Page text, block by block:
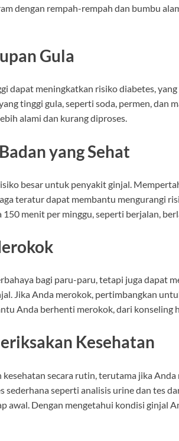
dengan rempah-rempah dan bumbu
Gula
dapat meningkatkan risiko diabetes,
tinggi gula, seperti soda, permen, dan
alami dan kurang diproses.
yang Sehat
besar untuk penyakit ginjal.
teratur dapat membantu mengurangi
menit per minggu, seperti berjalan,
bagi paru-paru, tetapi juga dapat
Jika Anda merokok, pertimbangkan
Anda berhenti merokok, dari konseling
Kesehatan
kesehatan secara rutin, terutama jika
sederhana seperti analisis urine dan tes
awal. Dengan mengetahui kondisi ginjal